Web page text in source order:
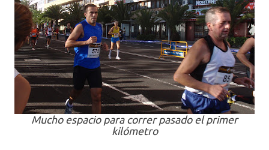
Mucho espacio para correr pasado el primer
kilómetro